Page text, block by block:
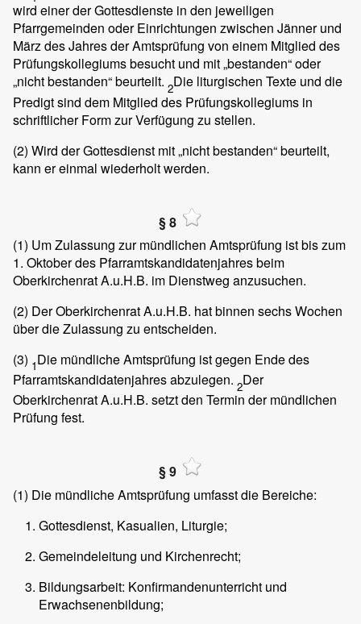
wird einer der Gottesdienste in den jeweiligen
Pfarrgemeinden oder Einrichtungen zwischen Jänner und
März des Jahres der Amtsprüfung von einem Mitglied des
Prüfungskollegiums besucht und mit „bestanden“ oder
„nicht bestanden“ beurteilt. 2Die liturgischen Texte und die
Predigt sind dem Mitglied des Prüfungskollegiums in
schriftlicher Form zur Verfügung zu stellen.
(2) Wird der Gottesdienst mit „nicht bestanden“ beurteilt,
kann er einmal wiederholt werden.
§ 8
(1) Um Zulassung zur mündlichen Amtsprüfung ist bis zum
1. Oktober des Pfarramtskandidatenjahres beim
Oberkirchenrat A.u.H.B. im Dienstweg anzusuchen.
(2) Der Oberkirchenrat A.u.H.B. hat binnen sechs Wochen
über die Zulassung zu entscheiden.
(3) 1Die mündliche Amtsprüfung ist gegen Ende des
Pfarramtskandidatenjahres abzulegen. 2Der
Oberkirchenrat A.u.H.B. setzt den Termin der mündlichen
Prüfung fest.
§ 9
(1) Die mündliche Amtsprüfung umfasst die Bereiche:
Gottesdienst, Kasualien, Liturgie;
Gemeindeleitung und Kirchenrecht;
Bildungsarbeit: Konfirmandenunterricht und
Erwachsenenbildung;